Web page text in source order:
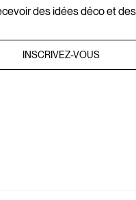
des idées déco et
INSCRIVEZ-VOUS